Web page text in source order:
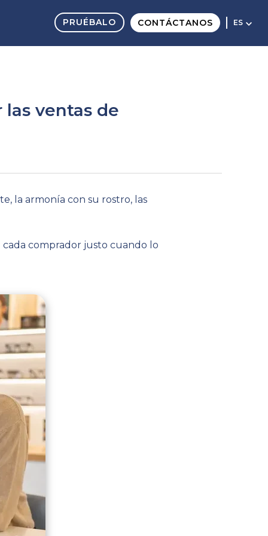
CONTÁCTANOS
PRUÉBALO ES
ventas de
la armonía con su rostro, las
comprador justo cuando lo